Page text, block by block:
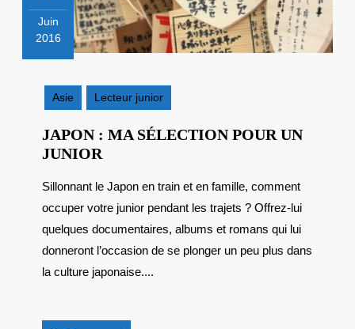
Juin
2016
2016
Asie
Lecteur junior
JAPON : MA SÉLECTION POUR UN
JUNIOR
MA
SÉLECTION
POUR
UN
JUNIOR
Sillonnant le Japon en train et en famille, comment
occuper votre junior pendant les trajets ? Offrez-lui
quelques documentaires, albums et romans qui lui
donneront l’occasion de se plonger un peu plus dans
la culture japonaise....